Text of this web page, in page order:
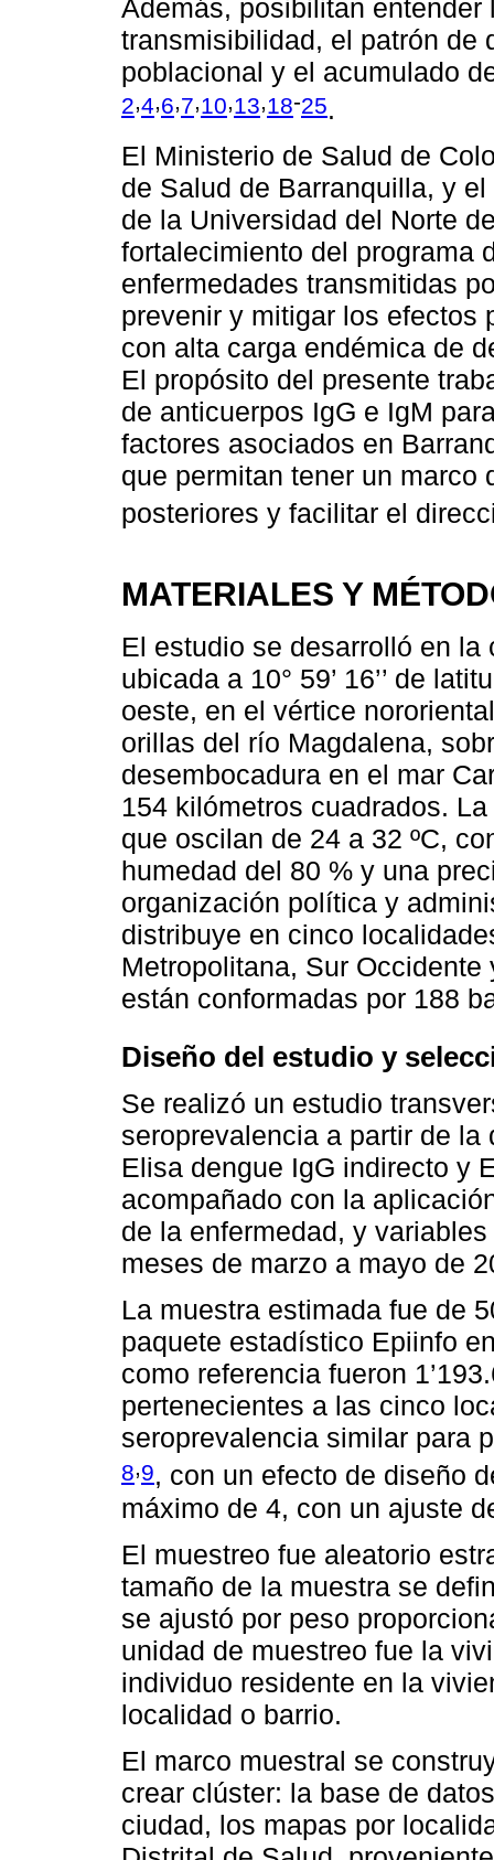
Además, posibilitan
transmisibilidad, el patrón de
poblacional y el acumulado
2,4,6,7,10,13,18-25.
El Ministerio de Salud de
de Salud de Barranquilla, y
de la Universidad del Norte
fortalecimiento del programa
enfermedades transmitidas
prevenir y mitigar los efectos
con alta carga endémica de
El propósito del presente
de anticuerpos IgG e IgM
factores asociados en
que permitan tener un marco
posteriores y facilitar el
MATERIALES Y
El estudio se desarrolló en
ubicada a 10° 59’ 16’’ de
oeste, en el vértice
orillas del río Magdalena,
desembocadura en el mar
154 kilómetros cuadrados.
que oscilan de 24 a 32 ºC,
humedad del 80 % y una
organización política y
distribuye en cinco
Metropolitana, Sur
están conformadas por 188
Diseño del estudio y
Se realizó un estudio
seroprevalencia a partir de
Elisa dengue IgG indirecto y
acompañado con la
de la enfermedad, y
meses de marzo a mayo de
La muestra estimada fue de
paquete estadístico Epiinfo
como referencia fueron
pertenecientes a las cinco
seroprevalencia similar para
8,9, con un efecto de diseño
máximo de 4, con un ajuste
El muestreo fue aleatorio
tamaño de la muestra se
se ajustó por peso
unidad de muestreo fue la
individuo residente en la
localidad o barrio.
El marco muestral se
crear clúster: la base de
ciudad, los mapas por